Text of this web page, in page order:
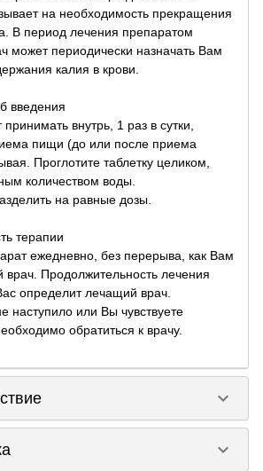
на необходимость прекращения
В период лечения препаратом
может периодически назначать Вам
калия в крови.
введения
внутрь, 1 раз в сутки,
пищи (до или после приема
Проглотите таблетку целиком,
количеством воды.
на равные дозы.
терапии
ежедневно, без перерыва, как Вам
врач. Продолжительность лечения
определит лечащий врач.
наступило или Вы чувствуете
обратиться к врачу.
keyboard_arrow_down
keyboard_arrow_down